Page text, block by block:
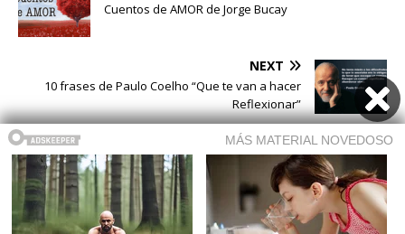
Cuentos de AMOR de Jorge Bucay
NEXT
10 frases de Paulo Coelho “Que te van a hacer
Reflexionar”
Buscar